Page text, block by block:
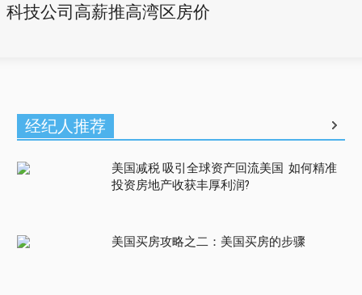
科技公司高薪推高湾区房价
经纪人推荐
美国减税 吸引全球资产回流美国 如何精准
投资房地产收获丰厚利润?
美国买房攻略之二：美国买房的步骤